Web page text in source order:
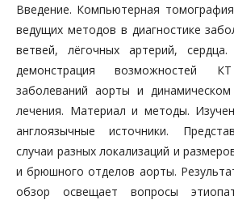
Введение. Компьютерная
ведущих методов в диагностике
ветвей, лёгочных артерий,
демонстрация возможностей
заболеваний аорты и
лечения. Материал и методы.
англоязычные источники.
случаи разных локализаций и
и брюшного отделов аорты.
обзор освещает вопросы